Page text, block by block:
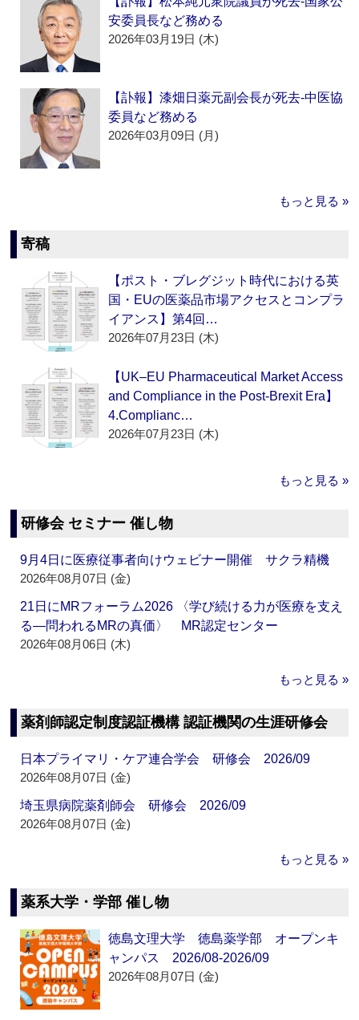
安委員長など務める
2026年03月19日 (木)
【訃報】漆畑日薬元副会長が死去‐中医協
委員など務める
2026年03月09日 (月)
もっと見る »
寄稿
【ポスト・ブレグジット時代における英
国・EUの医薬品市場アクセスとコンプラ
イアンス】第4回…
2026年07月23日 (木)
【UK–EU Pharmaceutical Market Access
and Compliance in the Post-Brexit Era】
4.Complianc…
2026年07月23日 (木)
もっと見る »
研修会 セミナー 催し物
9月4日に医療従事者向けウェビナー開催 サクラ精機
2026年08月07日 (金)
21日にMRフォーラム2026 〈学び続ける力が医療を支え
る―問われるMRの真価〉 MR認定センター
2026年08月06日 (木)
もっと見る »
薬剤師認定制度認証機構 認証機関の生涯研修会
日本プライマリ・ケア連合学会 研修会 2026/09
2026年08月07日 (金)
埼玉県病院薬剤師会 研修会 2026/09
2026年08月07日 (金)
もっと見る »
薬系大学・学部 催し物
徳島文理大学 徳島薬学部 オープンキ
ャンパス 2026/08-2026/09
2026年08月07日 (金)